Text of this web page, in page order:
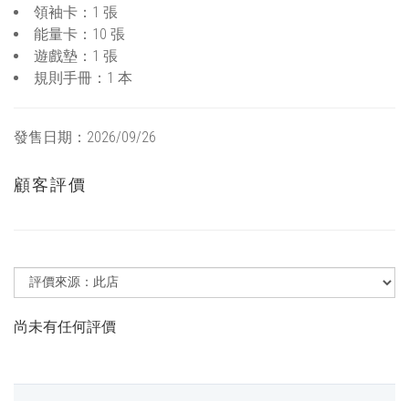
領袖卡：1 張
能量卡：10 張
遊戲墊：1 張
規則手冊：1 本
發售日期：2026/09/26
顧客評價
尚未有任何評價